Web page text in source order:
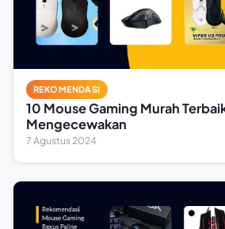
REKOMENDASI
10 Mouse Gaming Murah
Mengecewakan
7 Agustus 2024